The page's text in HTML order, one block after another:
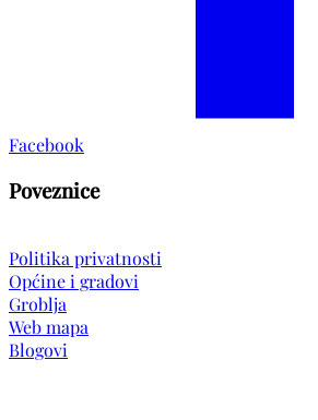
Facebook
Poveznice
Politika privatnosti
Općine i gradovi
Groblja
Web mapa
Blogovi